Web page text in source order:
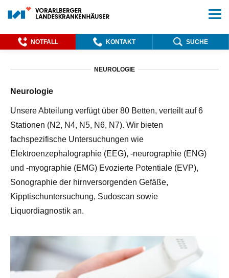
NOTFALL KONTAKT SUCHE
NEUROLOGIE
Neurologie
Unsere Abteilung verfügt über 80 Betten, verteilt auf 6
Stationen (N2, N4, N5, N6, N7). Wir bieten
fachspezifische Untersuchungen wie
Elektroenzephalographie (EEG), -neurographie (ENG)
und -myographie (EMG) Evozierte Potentiale (EVP),
Sonographie der hirnversorgenden Gefäße,
Kipptischuntersuchung, Sudoscan sowie
Liquordiagnostik an.